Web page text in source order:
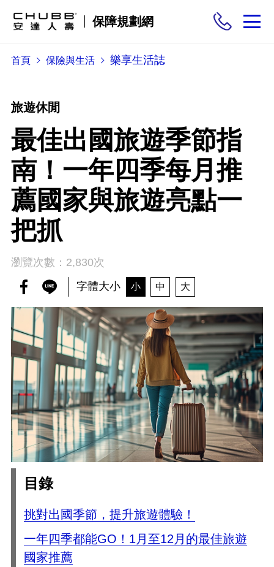
保障規劃網
保險商品
需求分析
投保與理賠
保險與生活
首頁 保險與生活 樂享生活誌
旅遊休閒
最佳出國旅遊季節指
南！一年四季每月推
薦國家與旅遊亮點一
把抓
瀏覽次數：2,830次
字體大小
小 中 大
目錄
挑對出國季節，提升旅遊體驗！
一年四季都能GO！1月至12月的最佳旅遊
國家推薦